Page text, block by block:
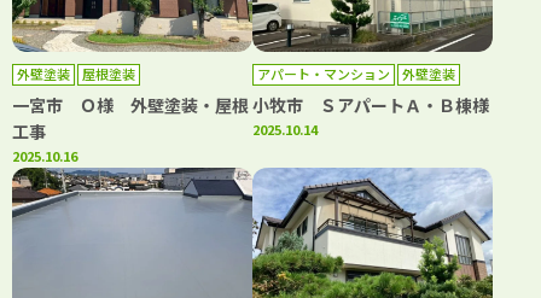
外壁塗装 屋根塗装
一宮市 Ｏ様 外壁塗装・屋根
工事
2025.10.16
アパート・マンション
外壁塗装
屋根塗装
小牧市 ＳアパートＡ・Ｂ棟様
2025.10.14